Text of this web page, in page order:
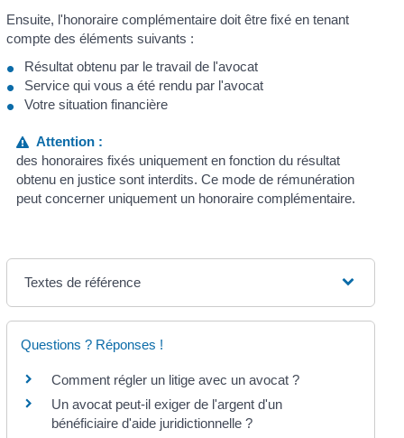
Ensuite, l'honoraire complémentaire doit être fixé en tenant
compte des éléments suivants :
Résultat obtenu par le travail de l'avocat
Service qui vous a été rendu par l'avocat
Votre situation financière
Attention :
des honoraires fixés uniquement en fonction du résultat
obtenu en justice sont interdits. Ce mode de rémunération
peut concerner uniquement un honoraire complémentaire.
Textes de référence
Questions ? Réponses !
Comment régler un litige avec un avocat ?
Un avocat peut-il exiger de l'argent d'un
bénéficiaire d'aide juridictionnelle ?